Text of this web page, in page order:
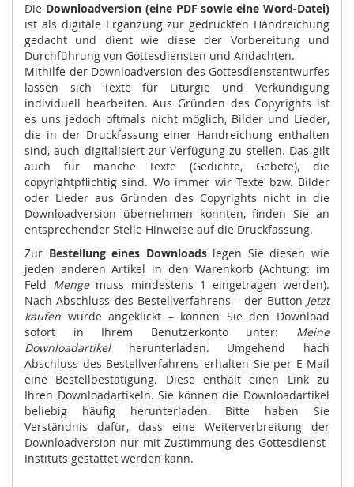
Die Downloadversion (eine PDF sowie eine Word-Datei)
ist als digitale Ergänzung zur gedruckten Handreichung
gedacht und dient wie diese der Vorbereitung und
Durchführung von Gottesdiensten und Andachten.
Mithilfe der Downloadversion des Gottesdienstentwurfes
lassen sich Texte für Liturgie und Verkündigung
individuell bearbeiten. Aus Gründen des Copyrights ist
es uns jedoch oftmals nicht möglich, Bilder und Lieder,
die in der Druckfassung einer Handreichung enthalten
sind, auch digitalisiert zur Verfügung zu stellen. Das gilt
auch für manche Texte (Gedichte, Gebete), die
copyrightpflichtig sind. Wo immer wir Texte bzw. Bilder
oder Lieder aus Gründen des Copyrights nicht in die
Downloadversion übernehmen konnten, finden Sie an
entsprechender Stelle Hinweise auf die Druckfassung.
Zur Bestellung eines Downloadslegen Sie diesen wie
jeden anderen Artikel in den Warenkorb (Achtung: im
Feld Mengemuss mindestens 1 eingetragen werden).
Nach Abschluss des Bestellverfahrens – der Button Jetzt
kaufen wurde angeklickt – können Sie den Download
sofort in Ihrem Benutzerkonto unter: Meine
Downloadartikelherunterladen. Umgehend hach
Abschluss des Bestellverfahrens erhalten Sie per E-Mail
eine Bestellbestätigung. Diese enthält einen Link zu
Ihren Downloadartikeln. Sie können die Downloadartikel
beliebig häufig herunterladen. Bitte haben Sie
Verständnis dafür, dass eine Weiterverbreitung der
Downloadversion nur mit Zustimmung des Gottesdienst-
Instituts gestattet werden kann.